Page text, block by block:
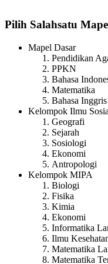
Pilih Salahsatu
Mapel Dasar
Pendidikan
PPKN
Bahasa
Matematika
Bahasa Inggris
Kelompok Ilmu
Geografi
Sejarah
Sosiologi
Ekonomi
Antropologi
Kelompok MIPA
Biologi
Fisika
Kimia
Ekonomi
Informatika
Ilmu
Matematika
Matematika